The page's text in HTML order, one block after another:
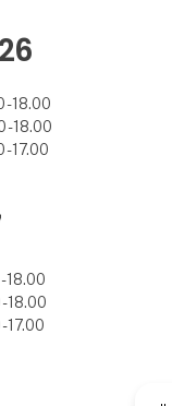
18.00
- 18.00
17.00
18.00
18.00
17.00